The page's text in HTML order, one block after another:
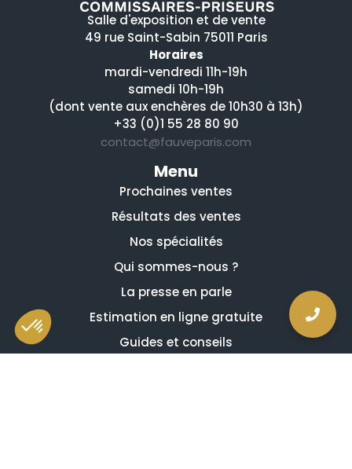
Salle d'exposition et de vente
49 rue Saint-Sabin 75011 Paris
Horaires
mardi-vendredi 11h-19h
samedi 10h-19h
(dont vente aux enchères de 10h30 à 13h)
+33 (0)1 55 28 80 90
contact@fauveparis.com
Menu
Prochaines ventes
Résultats des ventes
Nos spécialités
Qui sommes-nous ?
La presse en parle
Estimation en ligne gratuite
Guides et conseils